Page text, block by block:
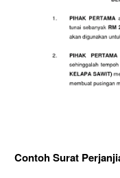
Contoh Surat